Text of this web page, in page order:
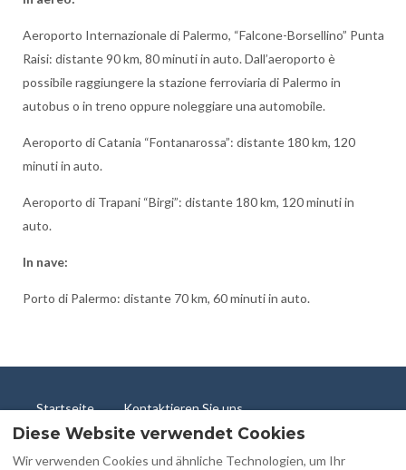
Aeroporto Internazionale di Palermo, “Falcone-Borsellino” Punta
Raisi: distante 90 km, 80 minuti in auto. Dall’aeroporto è
possibile raggiungere la stazione ferroviaria di Palermo in
autobus o in treno oppure noleggiare una automobile.
Aeroporto di Catania “Fontanarossa”: distante 180 km, 120
minuti in auto.
Aeroporto di Trapani “Birgi”: distante 180 km, 120 minuti in
auto.
In nave:
Porto di Palermo: distante 70 km, 60 minuti in auto.
Startseite
Kontaktieren Sie uns
💬 Schreiben Sie uns auf WhatsApp
Privatsphäre
Cookie-Richtlinie
Diese Website verwendet Cookies
Wir verwenden Cookies und ähnliche Technologien, um Ihr